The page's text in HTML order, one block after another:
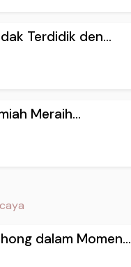
Terdidik den...
Meraih...
dalam Momen...